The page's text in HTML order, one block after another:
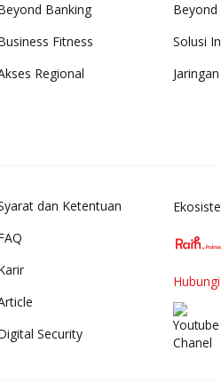
Banking
Fitness
Regional
Beyond
Solusi
dan Ketentuan
Security